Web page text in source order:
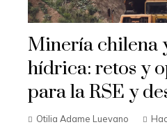
Minería chilena
hídrica: retos y
para la RSE y
Otilia Adame Luevano